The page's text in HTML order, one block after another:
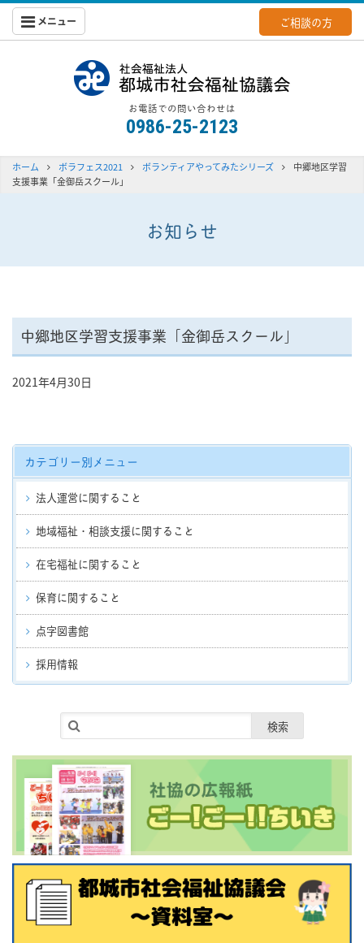
メニュー ご相談の方
お電話での問い合わせは
0986-25-2123
ホーム ボラフェス2021 ボランティアやってみたシリーズ
中郷地区学習
支援事業「金御岳スクール」
お知らせ
中郷地区学習支援事業「金御岳スクール」
2021年4月30日
カテゴリー別メニュー
法人運営に関すること
地域福祉・相談支援に関すること
在宅福祉に関すること
保育に関すること
点字図書館
採用情報